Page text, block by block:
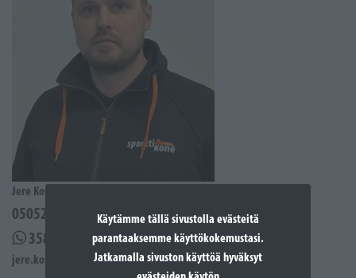
Käytämme tällä sivustolla evästeitä
parantaaksemme käyttökokemustasi.
Jatkamalla sivuston käyttöä hyväksyt
Jere Kostiander
0505285939
358505285939
jere.kostiander@sporttikone.fi